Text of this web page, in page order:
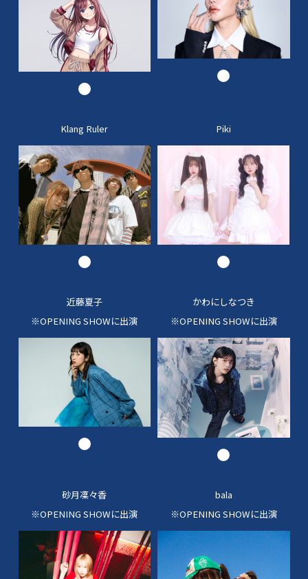
Klang Ruler Piki
近藤夏子
※OPENING SHOWに出演
かわにしなつき
※OPENING SHOWに出演
砂月凜々香
※OPENING SHOWに出演
bala
※OPENING SHOWに出演